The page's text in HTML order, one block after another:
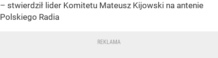
– stwierdził lider Komitetu Mateusz Kijowski na antenie
Polskiego Radia